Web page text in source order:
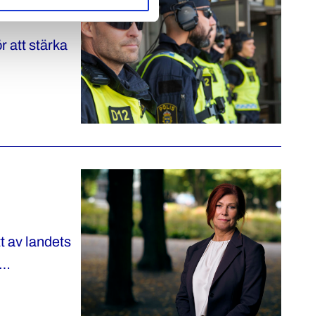
att stärka
av landets